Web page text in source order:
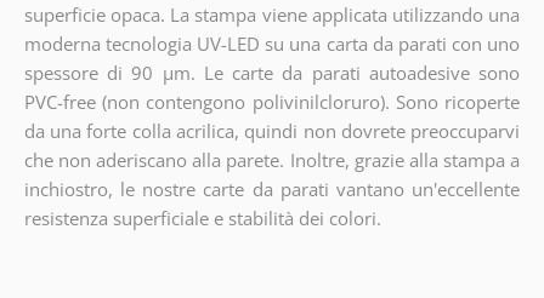
superficie opaca. La stampa viene applicata utilizzando una
moderna tecnologia UV-LED su una carta da parati con uno
spessore di 90 µm. Le carte da parati autoadesive sono
PVC-free (non contengono polivinilcloruro). Sono ricoperte
da una forte colla acrilica, quindi non dovrete preoccuparvi
che non aderiscano alla parete. Inoltre, grazie alla stampa a
inchiostro, le nostre carte da parati vantano un'eccellente
resistenza superficiale e stabilità dei colori.